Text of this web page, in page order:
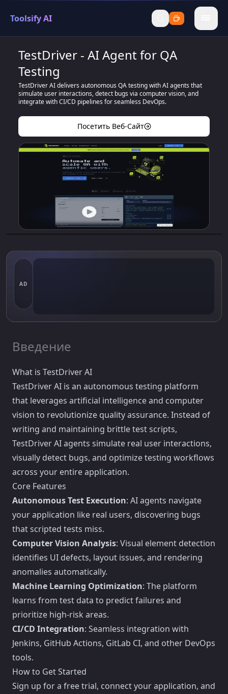
Toolsify AI
menu
TestDriver - AI Agent for QA
Testing
TestDriver AI delivers autonomous QA testing with AI agents that
simulate user interactions, detect bugs via computer vision, and
integrate with CI/CD pipelines for seamless DevOps.
Посетить Веб-Сайт
AD
Введение
What is TestDriver AI
TestDriver AI is an autonomous testing platform
that leverages artificial intelligence and computer
vision to revolutionize quality assurance. Instead of
writing and maintaining brittle test scripts,
TestDriver AI agents simulate real user interactions,
visually detect bugs, and optimize testing workflows
across your entire application.
Core Features
Autonomous Test Execution: AI agents navigate
your application like real users, discovering bugs
that scripted tests miss.
Computer Vision Analysis: Visual element detection
identifies UI defects, layout issues, and rendering
anomalies automatically.
Machine Learning Optimization: The platform
learns from test data to predict failures and
prioritize high-risk areas.
CI/CD Integration: Seamless integration with
Jenkins, GitHub Actions, GitLab CI, and other DevOps
tools.
How to Get Started
Sign up for a free trial, connect your application, and